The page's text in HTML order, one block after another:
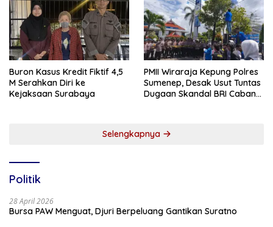
Buron Kasus Kredit Fiktif 4,5
M Serahkan Diri ke
Kejaksaan Surabaya
PMII Wiraraja Kepung Polres
Sumenep, Desak Usut Tuntas
Dugaan Skandal BRI Cabang
Selengkapnya
Politik
28 April 2026
Bursa PAW Menguat, Djuri Berpeluang Gantikan Suratno